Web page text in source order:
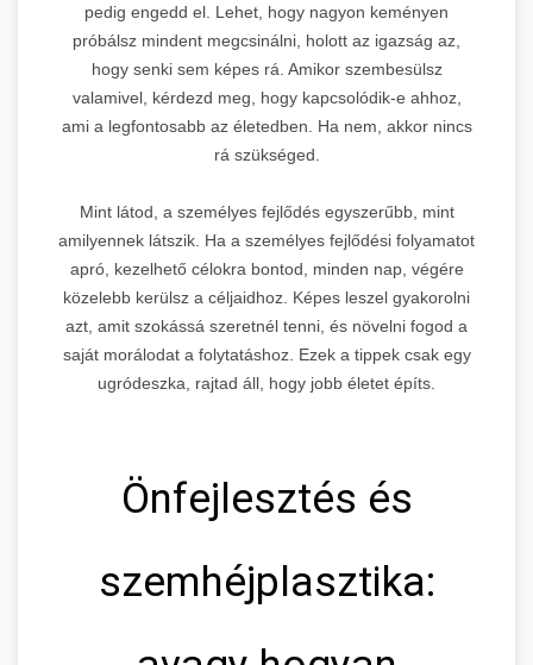
pedig engedd el. Lehet, hogy nagyon keményen
próbálsz mindent megcsinálni, holott az igazság az,
hogy senki sem képes rá. Amikor szembesülsz
valamivel, kérdezd meg, hogy kapcsolódik-e ahhoz,
ami a legfontosabb az életedben. Ha nem, akkor nincs
rá szükséged.
Mint látod, a személyes fejlődés egyszerűbb, mint
amilyennek látszik. Ha a személyes fejlődési folyamatot
apró, kezelhető célokra bontod, minden nap, végére
közelebb kerülsz a céljaidhoz. Képes leszel gyakorolni
azt, amit szokássá szeretnél tenni, és növelni fogod a
saját morálodat a folytatáshoz. Ezek a tippek csak egy
ugródeszka, rajtad áll, hogy jobb életet építs.
Önfejlesztés és
szemhéjplasztika: